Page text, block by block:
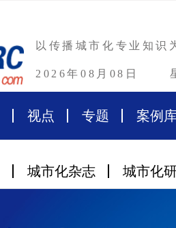
以传播城市化专业知识
2026年08月08日
视点 专题 案例
城市化杂志 城市化